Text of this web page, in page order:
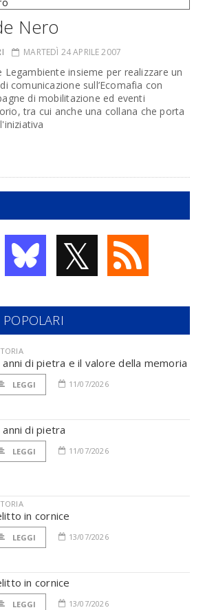
Nero
MARTEDÌ 24 APRILE 2007
Legambiente insieme per realizzare un
comunicazione sull’Ecomafia con
di mobilitazione ed eventi
tra cui anche una collana che porta
𝕏
anni di pietra e il valore della memoria
LEGGI 11/07/2026
anni di pietra
LEGGI 11/07/2026
in cornice
LEGGI 13/07/2026
in cornice
LEGGI 13/07/2026